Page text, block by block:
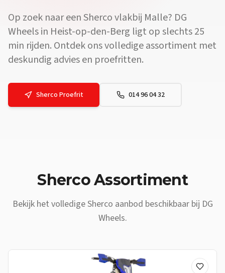
Op zoek naar eenShercovlakbij Malle? DG
Wheels in Heist-op-den-Berg ligt op slechts25
min rijden. Ontdek ons volledige assortiment met
deskundig advies en proefritten.
Sherco Proefrit 014 96 04 32
ShercoAssortiment
Bekijk het volledigeSherco aanbod beschikbaar bij DG
Wheels.